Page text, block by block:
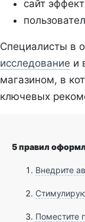
сайт
Специалисты в
исследование и
магазином, в
ключевых
5 правил
Внедрите
Поместите